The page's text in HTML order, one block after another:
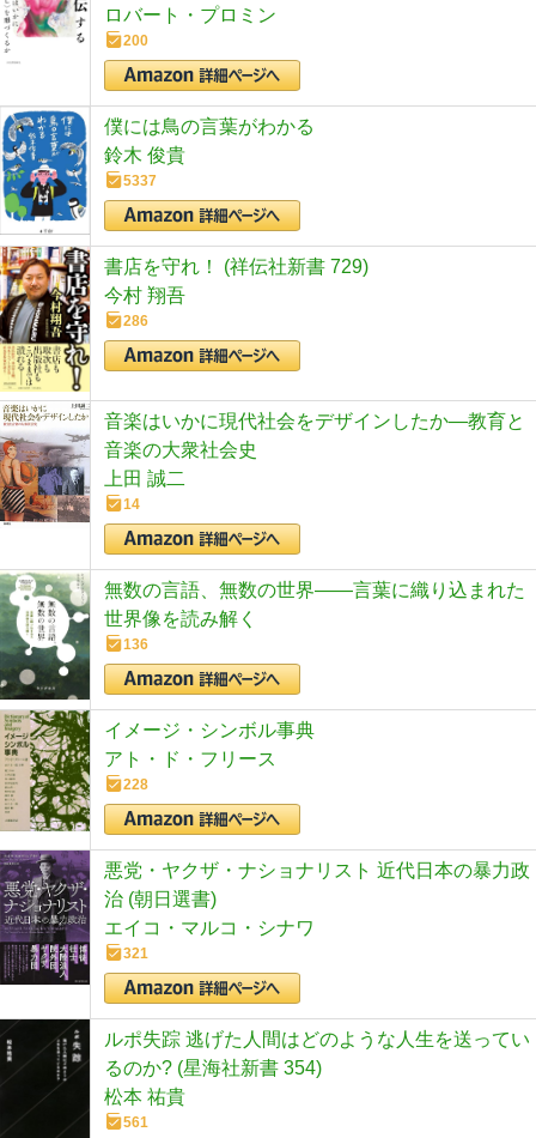
ロバート・プロミン
200
僕には鳥の言葉がわかる
鈴木 俊貴
5337
書店を守れ！ (祥伝社新書 729)
今村 翔吾
286
音楽はいかに現代社会をデザインしたか―教育と
音楽の大衆社会史
上田 誠二
14
無数の言語、無数の世界――言葉に織り込まれた
世界像を読み解く
136
イメージ・シンボル事典
アト・ド・フリース
228
悪党・ヤクザ・ナショナリスト 近代日本の暴力政
治 (朝日選書)
エイコ・マルコ・シナワ
321
ルポ失踪 逃げた人間はどのような人生を送ってい
るのか? (星海社新書 354)
松本 祐貴
561